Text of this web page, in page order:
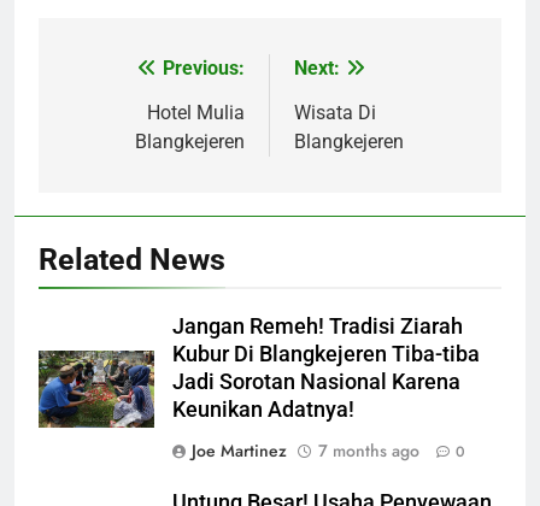
navigation
Previous:
Hotel Mulia
Blangkejeren
Next:
Wisata Di
Blangkejeren
Related News
Jangan Remeh! Tradisi Ziarah
Kubur Di Blangkejeren Tiba-tiba
Jadi Sorotan Nasional Karena
Keunikan Adatnya!
Joe Martinez
7 months ago 0